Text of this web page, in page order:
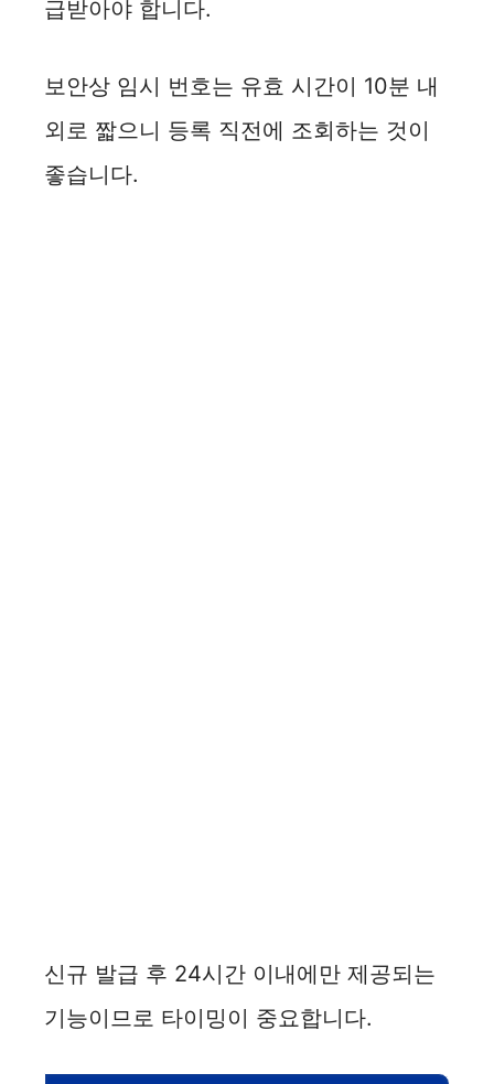
급받아야 합니다.
보안상 임시 번호는 유효 시간이 10분 내
외로 짧으니 등록 직전에 조회하는 것이
좋습니다.
신규 발급 후 24시간 이내에만 제공되는
기능이므로 타이밍이 중요합니다.